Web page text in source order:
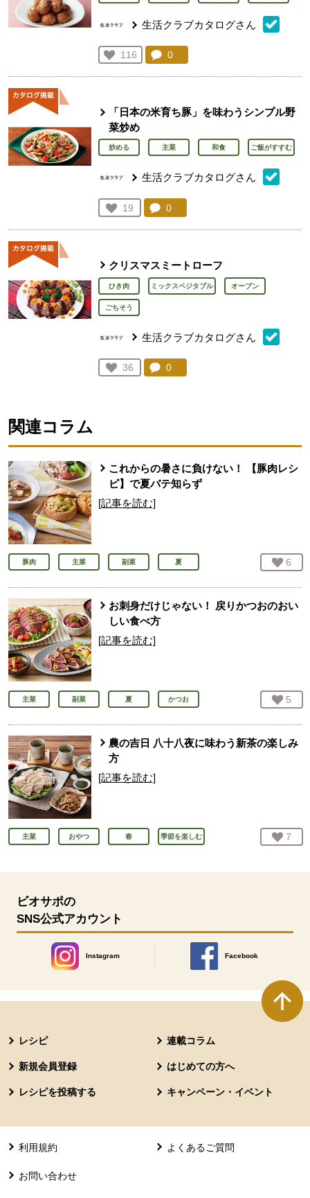
生活クラブカタログさん
お気に入り登録：
116
人が登録
コメント：
0
「日本の米育ち豚」を味わうシンプル野
菜炒め
炒める 主菜 和食 ご飯がすすむ
生活クラブカタログさん
お気に入り登録：
19
人が登録
コメント：
0
クリスマスミートローフ
ひき肉 ミックスベジタブル オーブン
ごちそう
生活クラブカタログさん
お気に入り登録：
36
人が登録
コメント：
0
関連コラム
これからの暑さに負けない！ 【豚肉レシ
ピ】で夏バテ知らず
[記事を読む]
豚肉 主菜 副菜 夏 お気
6
お刺身だけじゃない！ 戻りかつおのおい
しい食べ方
[記事を読む]
主菜 副菜 夏 かつお お気
5
農の吉日 八十八夜に味わう新茶の楽しみ
方
[記事を読む]
主菜 おやつ 春 季節を楽しむ お気
7
ビオサポの
SNS公式アカウント
Instagram
別のウィンドウで開きます。
Facebook
レシピ 連載コラム
新規会員登録 はじめての方へ
レシピを投稿する キャンペーン・イベント
利用規約 よくあるご質問
お問い合わせ